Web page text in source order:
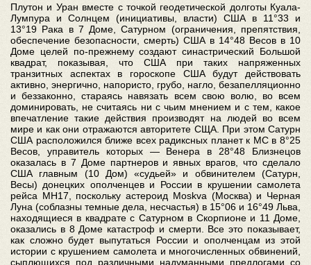
Плутон и Уран вместе с точкой геодетической долготы Куала-
Лумпура и Солнцем (инициативы, власти) США в 11°33 и
13°19 Рака в 7 Доме, Сатурном (ограничения, препятствия,
обеспечение безопасности, смерть) США в 14°48 Весов в 10
Доме целей по-прежнему создают синастрический Большой
квадрат, показывая, что США при таких напряженных
транзитных аспектах в гороскопе США будут действовать
активно, энергично, напористо, грубо, нагло, безапелляционно
и беззаконно, стараясь навязать всем свою волю, во всем
доминировать, не считаясь ни с чьим мнением и с тем, какое
впечатление такие действия производят на людей во всем
мире и как они отражаются авторитете СЩА. При этом Сатурн
США расположился ближе всех радиксных планет к МС в 8°25
Весов, управитель которых — Венера в 28°48 Близнецов
оказалась в 7 Доме партнеров и явных врагов, что сделало
США главным (10 Дом) «судьей» и обвинителем (Сатурн,
Весы) донецких ополченцев и России в крушении самолета
рейса МН17, поскольку астероид Moskva (Москва) и Черная
Луна (соблазны темные дела, несчастья) в 15°06 и 16°49 Льва,
находящиеся в квадрате с Сатурном в Скорпионе и 11 Доме,
оказались в 8 Доме катастроф и смерти. Все это показывает,
как сложно будет выпутаться России и ополченцам из этой
истории с крушением самолета и многочисленных обвинений,
сыплющихся под различными надуманными предлогами со